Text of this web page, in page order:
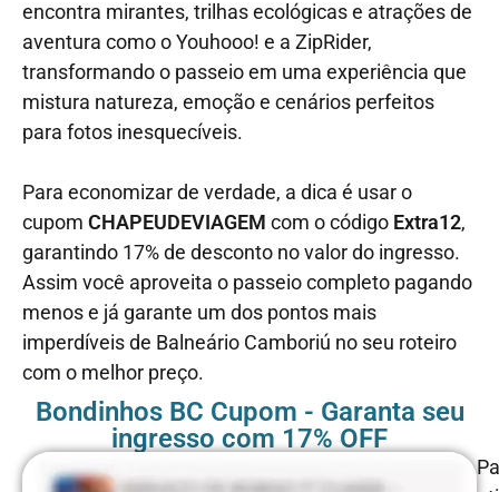
encontra mirantes, trilhas ecológicas e atrações de
aventura como o Youhooo! e a ZipRider,
transformando o passeio em uma experiência que
mistura natureza, emoção e cenários perfeitos
para fotos inesquecíveis.
Para economizar de verdade, a dica é usar o
cupom CHAPEUDEVIAGEM com o código Extra12,
garantindo 17% de desconto no valor do ingresso.
Assim você aproveita o passeio completo pagando
menos e já garante um dos pontos mais
imperdíveis de Balneário Camboriú no seu roteiro
com o melhor preço.
Bondinhos BC Cupom - Garanta seu
ingresso com 17% OFF